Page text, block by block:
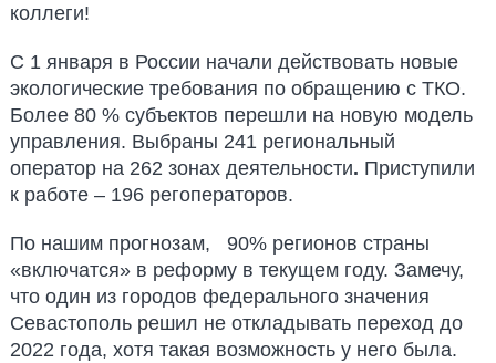
коллеги!
С 1 января в России начали действовать новые
экологические требования по обращению с ТКО.
Более 80 % субъектов перешли на новую модель
управления. Выбраны 241 региональный
оператор на 262 зонах деятельности. Приступили
к работе – 196 регоператоров.
По нашим прогнозам, 90% регионов страны
«включатся» в реформу в текущем году. Замечу,
что один из городов федерального значения
Севастополь решил не откладывать переход до
2022 года, хотя такая возможность у него была.